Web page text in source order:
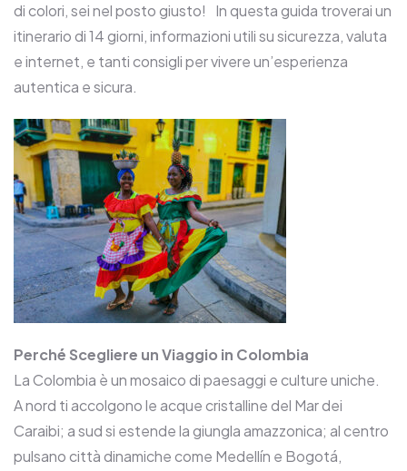
di colori, sei nel posto giusto! In questa guida troverai un
itinerario di 14 giorni, informazioni utili su sicurezza, valuta
e internet, e tanti consigli per vivere un’esperienza
autentica e sicura.
Perché Scegliere un Viaggio in Colombia
La Colombia è un mosaico di paesaggi e culture uniche.
A nord ti accolgono le acque cristalline del Mar dei
Caraibi; a sud si estende la giungla amazzonica; al centro
pulsano città dinamiche come Medellín e Bogotá,